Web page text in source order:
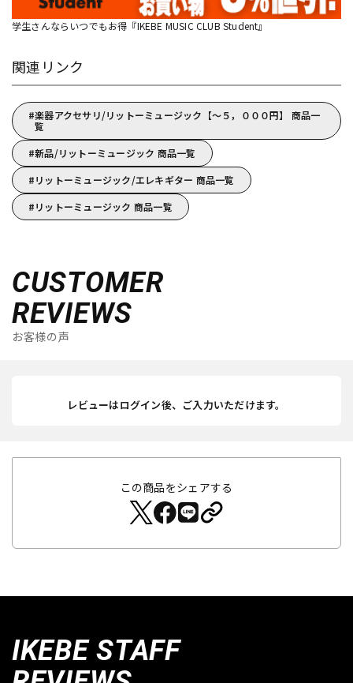
学生さんならいつでもお得『IKEBE MUSIC CLUB Student』
関連リンク
楽器アクセサリ/リットーミュージック【～５，０００円】 商品一
覧
新品/リットーミュージック 商品一覧
リットーミュージック/エレキギター 商品一覧
リットーミュージック 商品一覧
CUSTOMER
REVIEWS
お客様の声
レビューはログイン後、ご入力いただけます。
この商品をシェアする
IKEBE STAFF